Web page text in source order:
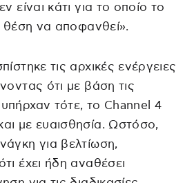
είναι κάτι για το οποίο το
θέση να αποφανθεί».
τις αρχικές ενέργειες
ότι με βάση τις
τότε, το Channel 4
με ευαισθησία. Ωστόσο,
για βελτίωση,
έχει ήδη αναθέσει